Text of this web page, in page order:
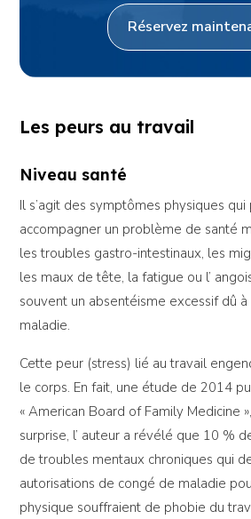
Réservez
Les peurs au travail
Niveau santé
Il s’agit des symptômes physiques
accompagner un problème de santé
les troubles gastro-intestinaux, les
les maux de tête, la fatigue ou l’
souvent un absentéisme excessif dû
maladie.
Cette peur (stress) lié au travail
le corps. En fait, une étude de 2014
« American Board of Family Medicine
surprise, l’ auteur a révélé que 10 %
de troubles mentaux chroniques qui
autorisations de congé de maladie
physique souffraient de phobie du